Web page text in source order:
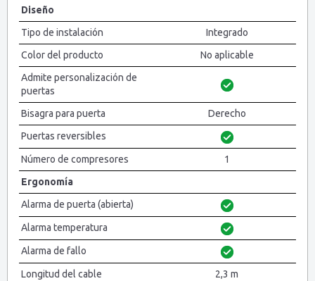
Diseño
Tipo de instalación
Integrado
Color del producto
No aplicable
Admite personalización de
puertas
Bisagra para puerta
Derecho
Puertas reversibles
Número de compresores
1
Ergonomía
Alarma de puerta (abierta)
Alarma temperatura
Alarma de fallo
Longitud del cable 2,3 m